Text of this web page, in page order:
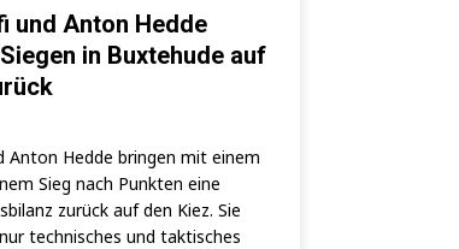
und Anton Hedde
in Buxtehude auf
Anton Hed­de brin­gen mit einem
Sieg nach Punk­ten eine
zurück auf den Kiez. Sie
tech­ni­sches und tak­ti­sches